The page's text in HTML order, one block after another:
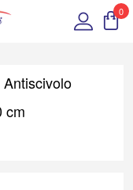
0
cm
€30.00.